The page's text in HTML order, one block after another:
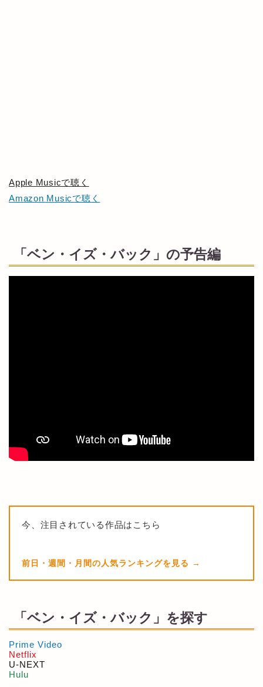
Apple Musicで聴く
Amazon Musicで聴く
「ベン・イズ・バック」の予告編
今、注目されている作品はこちら
前日・週間・月間の人気ランキングを見る
「ベン・イズ・バック」を探す
Prime Video
Netflix
U-NEXT
Hulu